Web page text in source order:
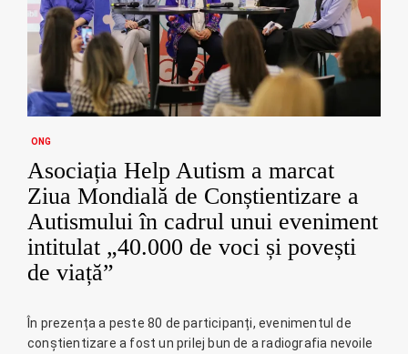
ONG
Asociația Help Autism a marcat
Ziua Mondială de Conștientizare a
Autismului în cadrul unui eveniment
intitulat „40.000 de voci și povești
de viață”
În prezența a peste 80 de participanți, evenimentul de
conștientizare a fost un prilej bun de a radiografia nevoile